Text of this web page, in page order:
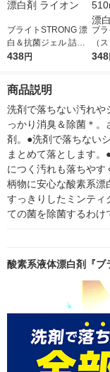
ブライトSTRONG 漂
白＆抗菌ジェル 詰め
替え 650mL 1個 衣料
438円
ブ
（
抗菌
348
商品説明
洗剤で落ちない汚れや
っかり消臭＆除菌＊
剤。●洗剤で落ちない
まとめて落とします
につく汚れも落ちや
柄物に安心な酸素系漂
すっきりしたミンティ
ての菌を除菌するわ
酸素系液体漂白剤『ブ